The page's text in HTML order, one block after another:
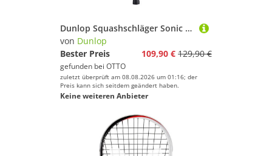
Dunlop Squashschläger Sonic Core Revelation 135 135g/grifflastig schwarz/orange - besaitet
von Dunlop
Bester Preis
109,90 € 129,90 €
gefunden bei OTTO
zuletzt überprüft am 08.08.2026 um 01:16; der
Preis kann sich seitdem geändert haben.
Keine weiteren Anbieter